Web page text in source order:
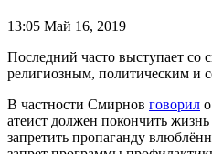
13:05 Май 16, 2019
Последний часто выступает со
религиозным, политическим и
В частности Смирнов говорил
атеист должен покончить
запретить пропаганду